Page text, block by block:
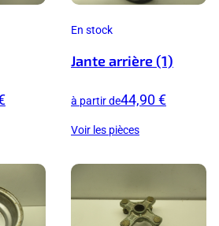
En stock
Jante arrière (1)
à partir de44,90 €
Voir les pièces